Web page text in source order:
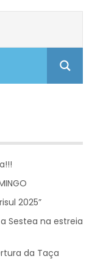
2025”
Sestea na estreia
da Taça